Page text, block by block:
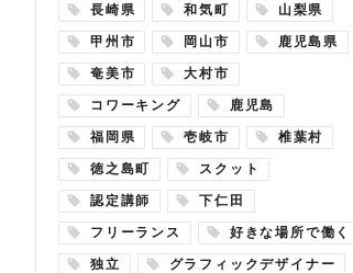
長崎県 和気町 山梨県
甲州市 岡山市 鹿児島県
奄美市 大村市
コワーキング 鹿児島
福岡県 壱岐市 椎葉村
徳之島町 スクット
認定講師 下仁田
フリーランス 好きな場所で働く
独立 グラフィックデザイナー